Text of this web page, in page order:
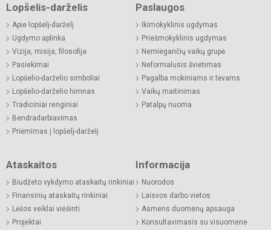
Lopšelis-darželis
Apie lopšelį-darželį
Ugdymo aplinka
Vizija, misija, filosofija
Pasiekimai
Lopšelio-darželio simboliai
Lopšelio-darželio himnas
Tradiciniai renginiai
Bendradarbiavimas
Priėmimas į lopšelį-darželį
Paslaugos
Ikimokyklinis ugdymas
Priešmokyklinis ugdymas
Nemiegančių vaikų grupė
Neformalusis švietimas
Pagalba mokiniams ir tėvams
Vaikų maitinimas
Patalpų nuoma
Ataskaitos
Biudžeto vykdymo ataskaitų rinkiniai
Finansinių ataskaitų rinkiniai
Lėšos veiklai viešinti
Projektai
Informacija
Nuorodos
Laisvos darbo vietos
Asmens duomenų apsauga
Konsultavimasis su visuomene